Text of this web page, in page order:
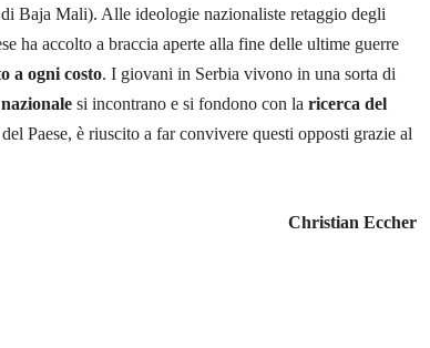
Baja Mali). Alle ideologie nazionaliste retaggio degli
ha accolto a braccia aperte alla fine delle ultime guerre
a ogni costo. I giovani in Serbia vivono in una sorta di
si incontrano e si fondono con la ricerca del
Paese, è riuscito a far convivere questi opposti grazie al
Christian Eccher